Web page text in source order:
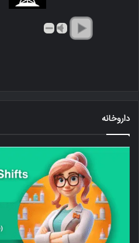
داروخانه